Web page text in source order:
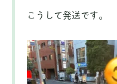
こうして発送です。